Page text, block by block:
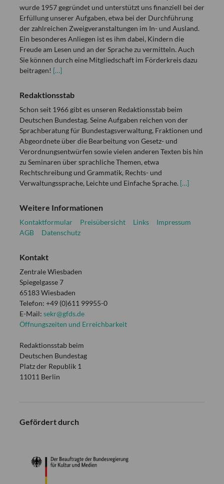
wurde 1957 gegründet und unterstützt uns finanziell bei der
Erfüllung unserer Aufgaben, etwa bei der Durchführung
der zahlreichen Zweigveranstaltungen im In- und Ausland.
Ein besonderes Anliegen ist es ihm dabei, Kindern die
Freude am Lesen und an der Sprache zu vermitteln. Auch
Sie können durch eine Mitgliedschaft im Förderkreis dazu
beitragen! […]
Redaktionsstab
Schon seit 1966 gibt es unseren Redaktionsstab beim
Deutschen Bundestag. Seine Aufgaben reichen von der
Sprachberatung für Bundestagsverwaltung, Fraktionen und
Abgeordnete über die Bearbeitung von Gesetz- und
Verordnungsentwürfen sowie vielen anderen Texten bis hin
zu Seminaren über sprachliche Themen, etwa
Rechtschreibung und Grammatik, Rechts- und
Verwaltungssprache, Leichte und Einfache Sprache. […]
Weitere Informationen
Kontaktformular Preisübersicht Links
Impressum
AGB
Datenschutz
Kontakt
Zentrale Wiesbaden
Spiegelgasse 7
65183 Wiesbaden
Telefon: +49 (0)611 99955-0
E-Mail: sekr@gfds.de
Öffnungszeiten und Erreichbarkeit
Redaktionsstab beim
Deutschen Bundestag
Platz der Republik 1
11011 Berlin
Gefördert durch